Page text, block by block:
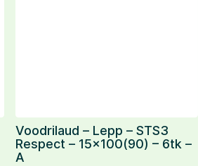
Voodrilaud – Lepp – STS3
Respect – 15×100(90) – 6tk –
A